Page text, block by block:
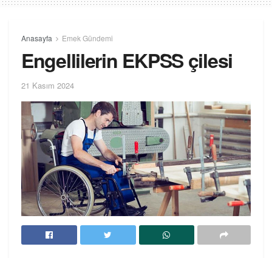
Anasayfa Emek Gündemi
Engellilerin EKPSS çilesi
21 Kasım 2024